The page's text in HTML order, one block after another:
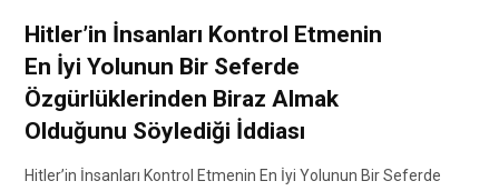
Hitler’in İnsanları Kontrol Etmenin
En İyi Yolunun Bir Seferde
Özgürlüklerinden Biraz Almak
Olduğunu Söylediği İddiası
Hitler’in İnsanları Kontrol Etmenin En İyi Yolunun Bir Seferde